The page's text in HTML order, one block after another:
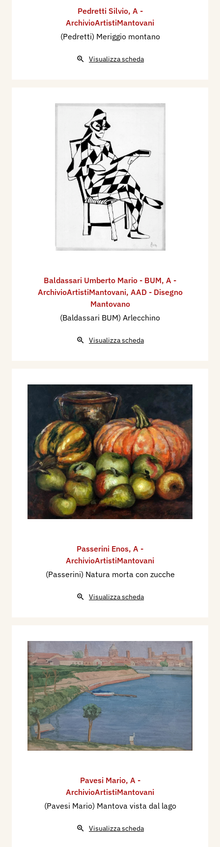
Pedretti Silvio, A -
ArchivioArtistiMantovani
(Pedretti) Meriggio montano
Visualizza scheda
Baldassari Umberto Mario - BUM, A -
ArchivioArtistiMantovani, AAD - Disegno
Mantovano
(Baldassari BUM) Arlecchino
Visualizza scheda
Passerini Enos, A -
ArchivioArtistiMantovani
(Passerini) Natura morta con zucche
Visualizza scheda
Pavesi Mario, A -
ArchivioArtistiMantovani
(Pavesi Mario) Mantova vista dal lago
Visualizza scheda